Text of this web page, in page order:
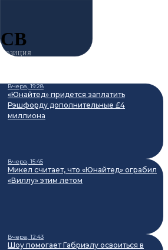
CB
ПОЗИЦИЯ
Вчера, 19:28
«Юнайтед» придется заплатить
Рэшфорду дополнительные £4
миллиона
Вчера, 15:45
Микел считает, что «Юнайтед» ограбил
«Виллу» этим летом
Вчера, 12:43
Шоу помогает Габриэлу освоиться в